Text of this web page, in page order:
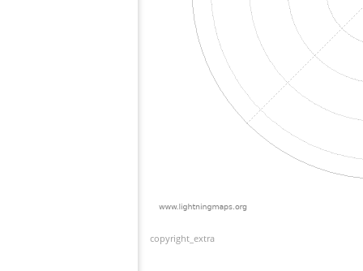
copyright_extra